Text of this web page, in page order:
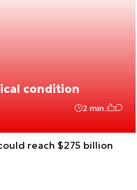
condition
2 min.
reach $275 billion